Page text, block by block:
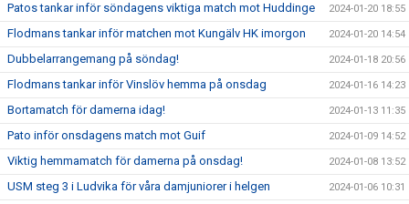
Patos tankar inför söndagens viktiga match mot Huddinge 2024-01-20 18:55
Flodmans tankar inför matchen mot Kungälv HK imorgon 2024-01-20 14:54
Dubbelarrangemang på söndag! 2024-01-18 20:56
Flodmans tankar inför Vinslöv hemma på onsdag 2024-01-16 14:23
Bortamatch för damerna idag! 2024-01-13 11:35
Pato inför onsdagens match mot Guif 2024-01-09 14:52
Viktig hemmamatch för damerna på onsdag! 2024-01-08 13:52
USM steg 3 i Ludvika för våra damjuniorer i helgen 2024-01-06 10:31